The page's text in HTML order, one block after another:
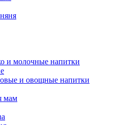
и молочные напитки
и овощные напитки
мам